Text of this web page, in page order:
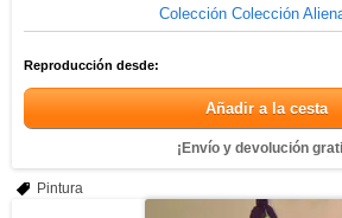
Colección Colección
Reproducción desde:
Añadir a la cesta
¡Envío y devolución
Pintura